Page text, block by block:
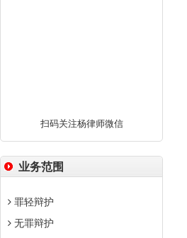
扫码关注杨律师微信
业务范围
罪轻辩护
无罪辩护